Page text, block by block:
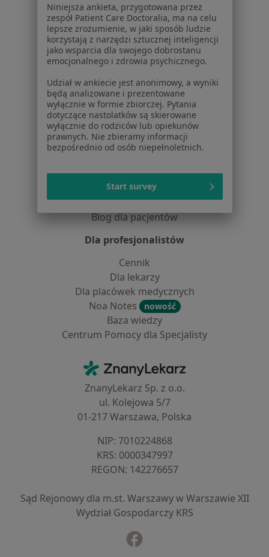
O nas
Praca Rekrutujemy!
Partnerzy
Centrum prasowe
Kontakt
Dla pacjentów
Lekarze
Placówki medyczne
Pytania i odpowiedzi
Choroby
Pomoc
Aplikacje mobilne
Blog dla pacjentów
Dla profesjonalistów
Cennik
Dla lekarzy
Dla placówek medycznych
Noa Notes
nowość
Baza wiedzy
Centrum Pomocy dla Specjalisty
ZnanyLekarz - Strona główna
ZnanyLekarz Sp. z o.o.
ul. Kolejowa 5/7
01-217 Warszawa, Polska
NIP: ⁠7010224868
KRS: ⁠0000347997
REGON: ⁠142276657
Sąd Rejonowy dla m.st. Warszawy w Warszawie XII
Wydział Gospodarczy KRS
Niniejsza ankieta, przygotowana przez
zespół Patient Care Doctoralia, ma na celu
lepsze zrozumienie, w jaki sposób ludzie
korzystają z narzędzi sztucznej inteligencji
jako wsparcia dla swojego dobrostanu
emocjonalnego i zdrowia psychicznego.
Udział w ankiecie jest anonimowy, a wyniki
będą analizowane i prezentowane
wyłącznie w formie zbiorczej. Pytania
dotyczące nastolatków są skierowane
wyłącznie do rodziców lub opiekunów
prawnych. Nie zbieramy informacji
bezpośrednio od osób niepełnoletnich.
Start survey